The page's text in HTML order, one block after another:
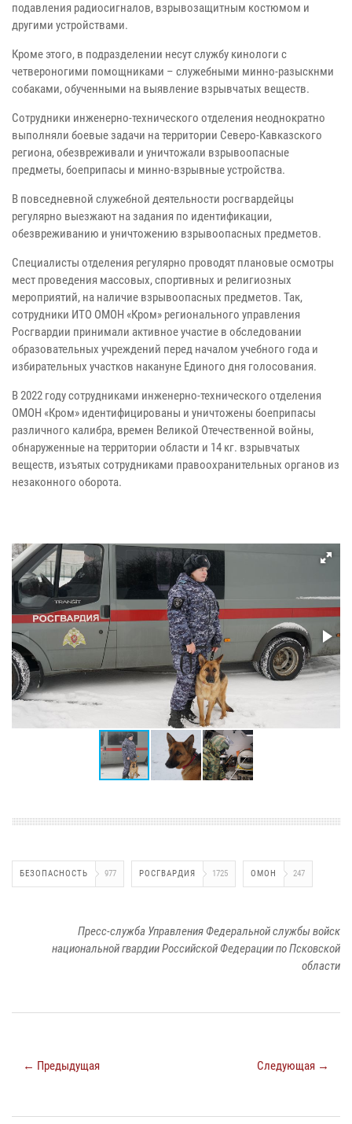
подавления радиосигналов, взрывозащитным костюмом и
другими устройствами.
Кроме этого, в подразделении несут службу кинологи с
четвероногими помощниками – служебными минно-разыскнми
собаками, обученными на выявление взрывчатых веществ.
Сотрудники инженерно-технического отделения неоднократно
выполняли боевые задачи на территории Северо-Кавказского
региона, обезвреживали и уничтожали взрывоопасные
предметы, боеприпасы и минно-взрывные устройства.
В повседневной служебной деятельности росгвардейцы
регулярно выезжают на задания по идентификации,
обезвреживанию и уничтожению взрывоопасных предметов.
Специалисты отделения регулярно проводят плановые осмотры
мест проведения массовых, спортивных и религиозных
мероприятий, на наличие взрывоопасных предметов. Так,
сотрудники ИТО ОМОН «Кром» регионального управления
Росгвардии принимали активное участие в обследовании
образовательных учреждений перед началом учебного года и
избирательных участков накануне Единого дня голосования.
В 2022 году сотрудниками инженерно-технического отделения
ОМОН «Кром» идентифицированы и уничтожены боеприпасы
различного калибра, времен Великой Отечественной войны,
обнаруженные на территории области и 14 кг. взрывчатых
веществ, изъятых сотрудниками правоохранительных органов из
незаконного оборота.
БЕЗОПАСНОСТЬ 977 РОСГВАРДИЯ 1725 ОМОН 247
Пресс-служба Управления Федеральной службы войск
национальной гвардии Российской Федерации по Псковской
области
← Предыдущая Следующая →